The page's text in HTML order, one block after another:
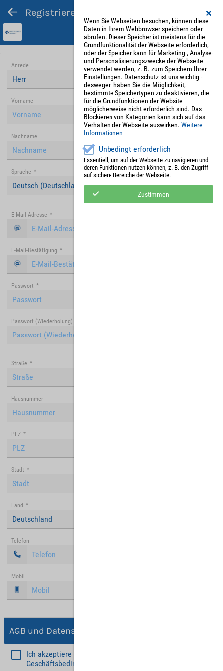
Registrieren und Angebot abgeben
Anrede
Herr
Vorname
Nachname
Sprache *
Deutsch (Deutschland)
E-Mail-Adresse *
E-Mail-Bestätigung *
Passwort *
Passwort (Wiederholung)
Straße *
Hausnummer
PLZ *
Stadt *
Land *
Deutschland
Telefon
Mobil
AGB und Datenschutz
Ich akzeptiere die
Geschäftsbedingungen
Wenn Sie Webseiten besuchen, können diese
Daten in Ihrem Webbrowser speichern oder
abrufen. Dieser Speicher ist meistens für die
Grundfunktionalität der Webseite erforderlich,
oder der Speicher kann für Marketing-, Analyse-
und Personalisierungszwecke der Webseite
verwendet werden, z. B. zum Speichern Ihrer
Einstellungen. Datenschutz ist uns wichtig -
deswegen haben Sie die Möglichkeit,
bestimmte Speichertypen zu deaktivieren, die
für die Grundfunktionen der Website
möglicherweise nicht erforderlich sind. Das
Blockieren von Kategorien kann sich auf das
Verhalten der Webseite auswirken. Weitere
Informationen
Unbedingt erforderlich
Essentiell, um auf der Webseite zu navigieren und
deren Funktionen nutzen können, z. B. den Zugriff
auf sichere Bereiche der Webseite.
Zustimmen